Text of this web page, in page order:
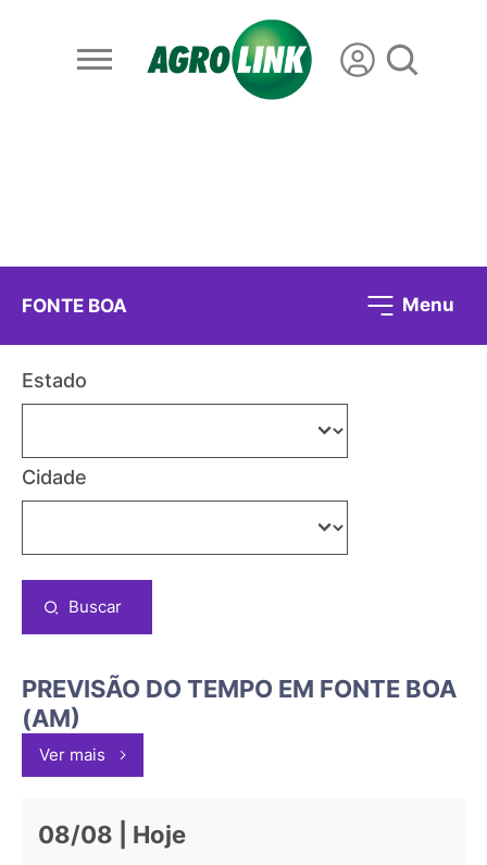
FONTE BOA Menu
Estado
Cidade
Buscar
PREVISÃO DO TEMPO EM FONTE BOA
(AM)
Ver mais
08/08 | Hoje